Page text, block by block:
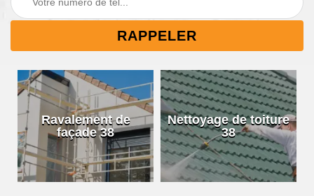
Ravalement de
façade 38
Nettoyage de toiture
38